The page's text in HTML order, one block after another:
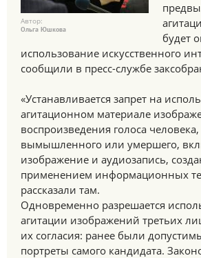
Автор:
Ольга Юшкова
будет
использование искусственного
сообщили в пресс-службе
«Устанавливается запрет на
агитационном материале
воспроизведения голоса
вымышленного или умершего,
изображение и аудиозапись,
применением информационных
рассказали там.
Одновременно разрешается
агитации изображений третьих
их согласия: ранее были
портреты самого кандидата.